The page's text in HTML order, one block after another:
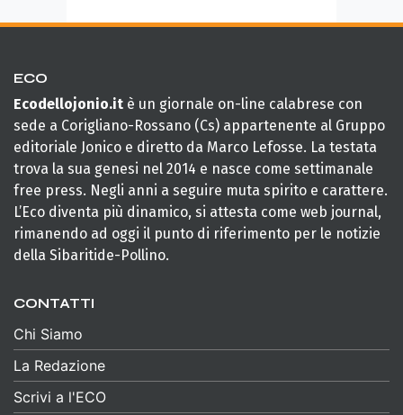
ECO
Ecodellojonio.it è un giornale on-line calabrese con
sede a Corigliano-Rossano (Cs) appartenente al Gruppo
editoriale Jonico e diretto da Marco Lefosse. La testata
trova la sua genesi nel 2014 e nasce come settimanale
free press. Negli anni a seguire muta spirito e carattere.
L’Eco diventa più dinamico, si attesta come web journal,
rimanendo ad oggi il punto di riferimento per le notizie
della Sibaritide-Pollino.
CONTATTI
Chi Siamo
La Redazione
Scrivi a l'ECO